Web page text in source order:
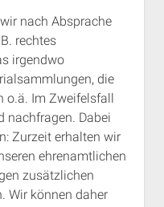
nach Absprache
rechtes
irgendwo
die
o.ä. Im Zweifelsfall
nachfragen. Dabei
Zurzeit erhalten wir
ehrenamtlichen
zusätzlichen
Wir können daher